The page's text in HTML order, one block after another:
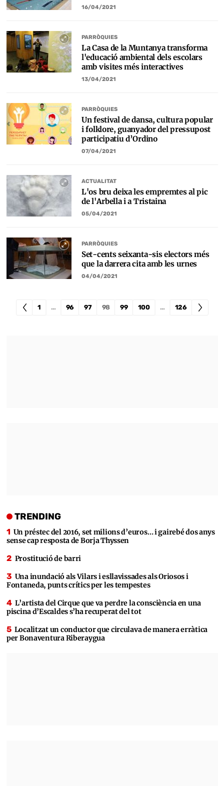
16/04/2021
PARRÒQUIES
La Casa de la Muntanya transforma
l'educació ambiental dels escolars
amb visites més interactives
13/04/2021
PARRÒQUIES
Un festival de dansa, cultura popular
i folklore, guanyador del pressupost
participatiu d’Ordino
07/04/2021
ACTUALITAT
L'os bru deixa les empremtes al pic
de l'Arbella i a Tristaina
05/04/2021
PARRÒQUIES
Set-cents seixanta-sis electors més
que la darrera cita amb les urnes
04/04/2021
1 … 96 97 98 99 100 … 126
TRENDING
Un préstec del 2016, set milions d’euros… i gairebé dos anys
sense cap resposta de Borja Thyssen
Prostitució de barri
Una inundació als Vilars i esllavissades als Oriosos i
Fontaneda, punts crítics per les tempestes
L’artista del Cirque que va perdre la consciència en una
piscina d’Escaldes s’ha recuperat del tot
Localitzat un conductor que circulava de manera erràtica
per Bonaventura Riberaygua